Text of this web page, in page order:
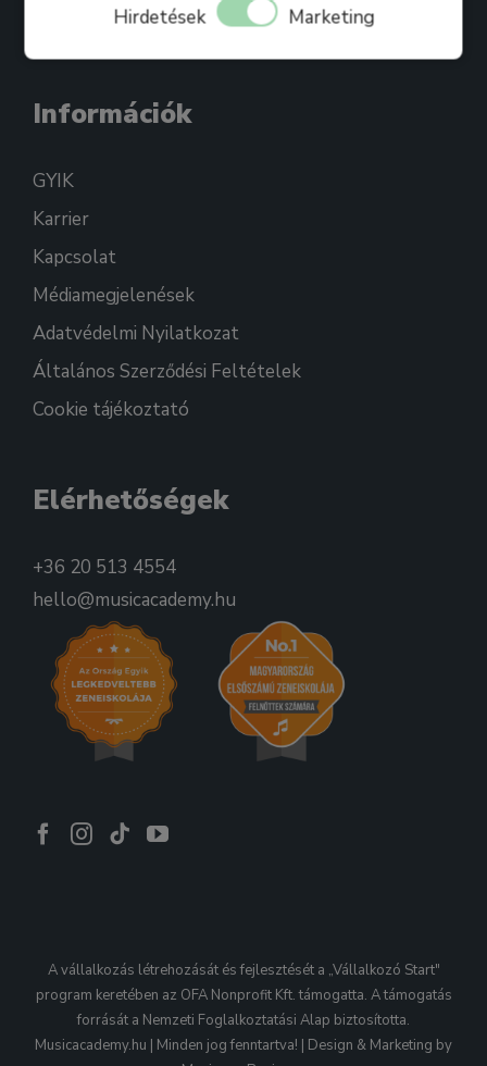
Hirdetések
Marketing
Jelentkezés
Információk
GYIK
Karrier
Kapcsolat
Médiamegjelenések
Adatvédelmi Nyilatkozat
Általános Szerződési Feltételek
Cookie tájékoztató
Elérhetőségek
+36 20 513 4554
hello@musicacademy.hu
A vállalkozás létrehozását és fejlesztését a „Vállalkozó Start"
program keretében az OFA Nonprofit Kft. támogatta. A támogatás
forrását a Nemzeti Foglalkoztatási Alap biztosította.
Musicacademy.hu | Minden jog fenntartva! | Design & Marketing by